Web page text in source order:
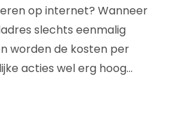
op internet? Wanneer
slechts eenmalig
worden de kosten per
acties wel erg hoog…